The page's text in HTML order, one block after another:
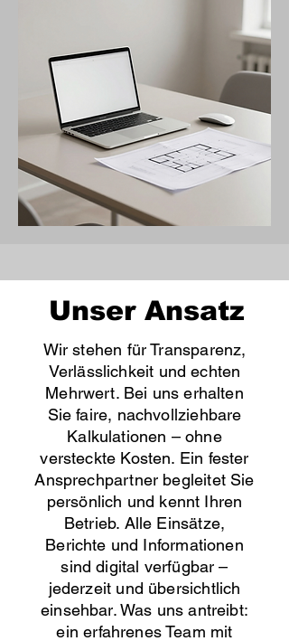
Unser Ansatz
Wir stehen für Transparenz,
Verlässlichkeit und echten
Mehrwert. Bei uns erhalten
Sie faire, nachvollziehbare
Kalkulationen – ohne
versteckte Kosten. Ein fester
Ansprechpartner begleitet Sie
persönlich und kennt Ihren
Betrieb. Alle Einsätze,
Berichte und Informationen
sind digital verfügbar –
jederzeit und übersichtlich
einsehbar. Was uns antreibt:
ein erfahrenes Team mit